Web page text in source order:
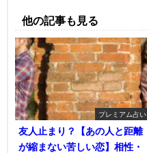
他の記事も見る
プレミアム占い
友人止まり？【あの人と距離
が縮まない苦しい恋】相性・